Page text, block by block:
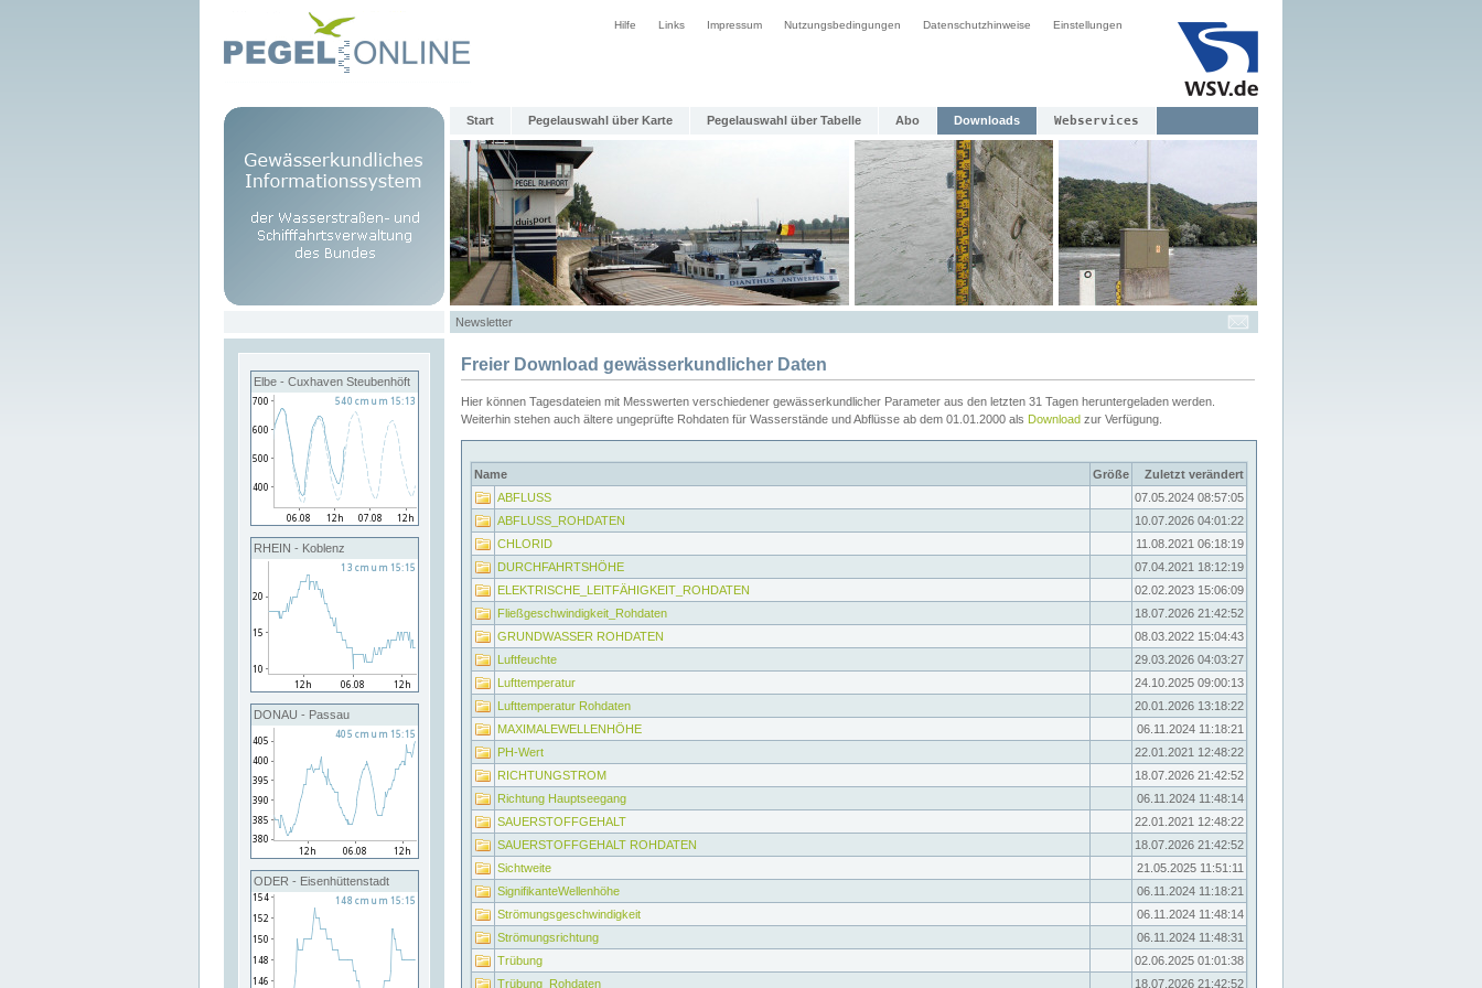
Hilfe Links Impressum Nutzungsbedingungen Datenschutzhinweise Einstellungen
Start Pegelauswahl über Karte Pegelauswahl über Tabelle Abo Downloads Webservices
Newsletter
Elbe - Cuxhaven Steubenhöft
RHEIN - Koblenz
DONAU - Passau
ODER - Eisenhüttenstadt
Freier Download gewässerkundlicher Daten
Hier können Tagesdateien mit Messwerten verschiedener gewässerkundlicher Parameter aus den letzten 31 Tagen heruntergeladen werden.
Weiterhin stehen auch ältere ungeprüfte Rohdaten für Wasserstände und Abflüsse ab dem 01.01.2000 als Download zur Verfügung.
Name Größe
Zuletzt verändert
ABFLUSS
07.05.2024 08:57:05
ABFLUSS_ROHDATEN
10.07.2026 04:01:22
CHLORID
11.08.2021 06:18:19
DURCHFAHRTSHÖHE
07.04.2021 18:12:19
ELEKTRISCHE_LEITFÄHIGKEIT_ROHDATEN
02.02.2023 15:06:09
Fließgeschwindigkeit_Rohdaten
18.07.2026 21:42:52
GRUNDWASSER ROHDATEN
08.03.2022 15:04:43
Luftfeuchte
29.03.2026 04:03:27
Lufttemperatur
24.10.2025 09:00:13
Lufttemperatur Rohdaten
20.01.2026 13:18:22
MAXIMALEWELLENHÖHE
06.11.2024 11:18:21
PH-Wert
22.01.2021 12:48:22
RICHTUNGSTROM
18.07.2026 21:42:52
Richtung Hauptseegang
06.11.2024 11:48:14
SAUERSTOFFGEHALT
22.01.2021 12:48:22
SAUERSTOFFGEHALT ROHDATEN
18.07.2026 21:42:52
Sichtweite
21.05.2025 11:51:11
SignifikanteWellenhöhe
06.11.2024 11:18:21
Strömungsgeschwindigkeit
06.11.2024 11:48:14
Strömungsrichtung
06.11.2024 11:48:31
Trübung
02.06.2025 01:01:38
Trübung_Rohdaten
18.07.2026 21:42:52